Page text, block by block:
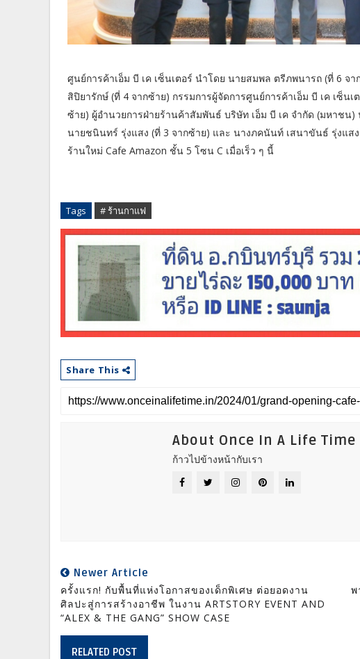
ศูนย์การค้าเอ็ม บี เค เซ็นเตอร์ นำโดย นายสมพล ตรีภพนารถ (ที่ 6
สิปิยารักษ์ (ที่ 4 จากซ้าย) กรรมการผู้จัดการศูนย์การค้าเอ็ม บี เค เซ็น
ซ้าย) ผู้อำนวยการฝ่ายร้านค้าสัมพันธ์ บริษัท เอ็ม บี เค จำกัด (มหาช
นายชนินทร์ รุ่งแสง (ที่ 3 จากซ้าย) และ นางภคนันท์ เสนาขันธ์ รุ่งแสง
ร้านใหม่ Cafe Amazon ชั้น 5 โซน C เมื่อเร็ว ๆ นี้
Tags # ร้านกาแฟ
Share This
About Once In A Life Time
ก้าวไปข้างหน้ากับเรา
Newer Article
ครั้งแรก! กับพื้นที่แห่งโอกาสของเด็กพิเศษ ต่อยอดงาน
ศิลปะสู่การสร้างอาชีพ ในงาน ARTSTORY EVENT AND
“ALEX & THE GANG” SHOW CASE
พ
RELATED POST